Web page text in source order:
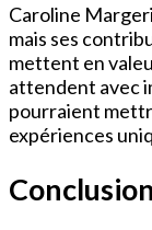
Caroline
mais ses
mettent en
attendent avec
pourraient
expériences
Conclusion